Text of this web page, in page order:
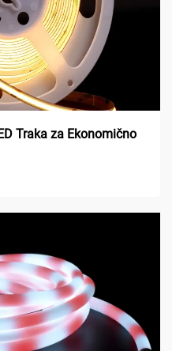
Traka za Ekonomično